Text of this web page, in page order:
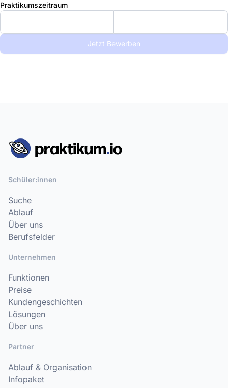
Praktikumszeitraum
Jetzt Bewerben
Schüler:innen
Suche
Ablauf
Über uns
Berufsfelder
Unternehmen
Funktionen
Preise
Kundengeschichten
Lösungen
Über uns
Partner
Ablauf & Organisation
Infopaket